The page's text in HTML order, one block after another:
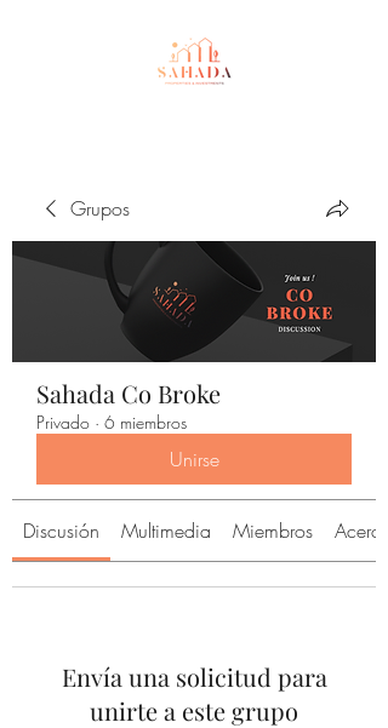
Grupos
Sahada Co Broke
Privado · 6 miembros
Unirse
Discusión Multimedia Miembros Acerca
Envía una solicitud para
unirte a este grupo